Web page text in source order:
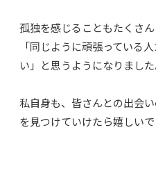
孤独を感じることもたくさ
「同じように頑張っている
い」と思うようになりました
私自身も、皆さんとの出会
を見つけていけたら嬉しいで